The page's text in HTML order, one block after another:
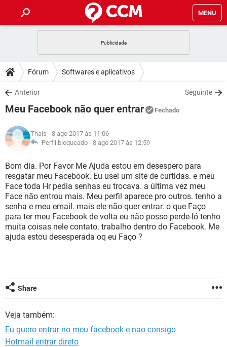
MENU
CELULAR FACEBOOK
OUTLOOK
INSTAGRAM GMAIL
GUIA DE COMPRAS
DICAS
JOGOS WHATSAPP
INSTAGRAM
DOWNLOADS
JOGOS WHATSAPP
CELULAR
OUTLOOK EXCEL
INSTAGRAM
GUIA DE COMPRAS
JOGOS
OUTLOOK EXCEL
INSTAGRAM GMAIL
GUIA DE COMPRAS
GLOSSÁRIO
JOGOS WHATSAPP
CELULAR FACEBOOK
OUTLOOK EXCEL
INSTAGRAM GMAIL
GUIA DE COMPRAS
Fórum Softwares e aplicativos
Anterior Seguinte
Meu Facebook não quer entrar Fechado
Thais - 8 ago 2017 às 11:06
Perfil bloqueado - 8 ago 2017 às 12:59
Bom dia. Por Favor Me Ajuda estou em desespero para
resgatar meu Facebook. Eu usei um site de curtidas. e meu
Face toda Hr pedia senhas eu trocava. a última vez meu
Face não entrou mais. Meu perfil aparece pro outros. tenho a
senha e meu email. mais ele não quer entrar. o que Faço
para ter meu Facebook de volta eu não posso perde-ló tenho
muita coisas nele contato. trabalho dentro do Facebook. Me
ajuda estou desesperada oq eu Faço ?
Share
Veja também:
Eu quero entrar no meu facebook e nao consigo
Hotmail entrar direto